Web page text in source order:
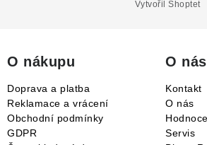
Vytvořil Shoptet
O nákupu
Doprava a platba
Reklamace a vrácení
Obchodní podmínky
GDPR
O nás
Kontakt
O nás
Servis